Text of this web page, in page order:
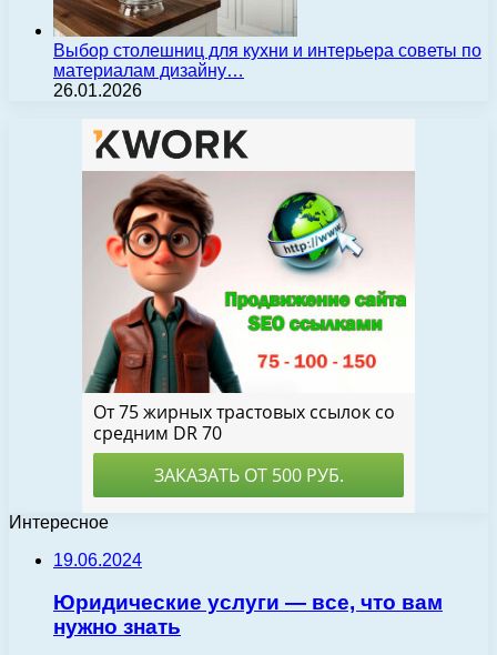
Выбор столешниц для кухни и интерьера советы по
материалам дизайну…
26.01.2026
Интересное
19.06.2024
Юридические услуги — все, что вам
нужно знать